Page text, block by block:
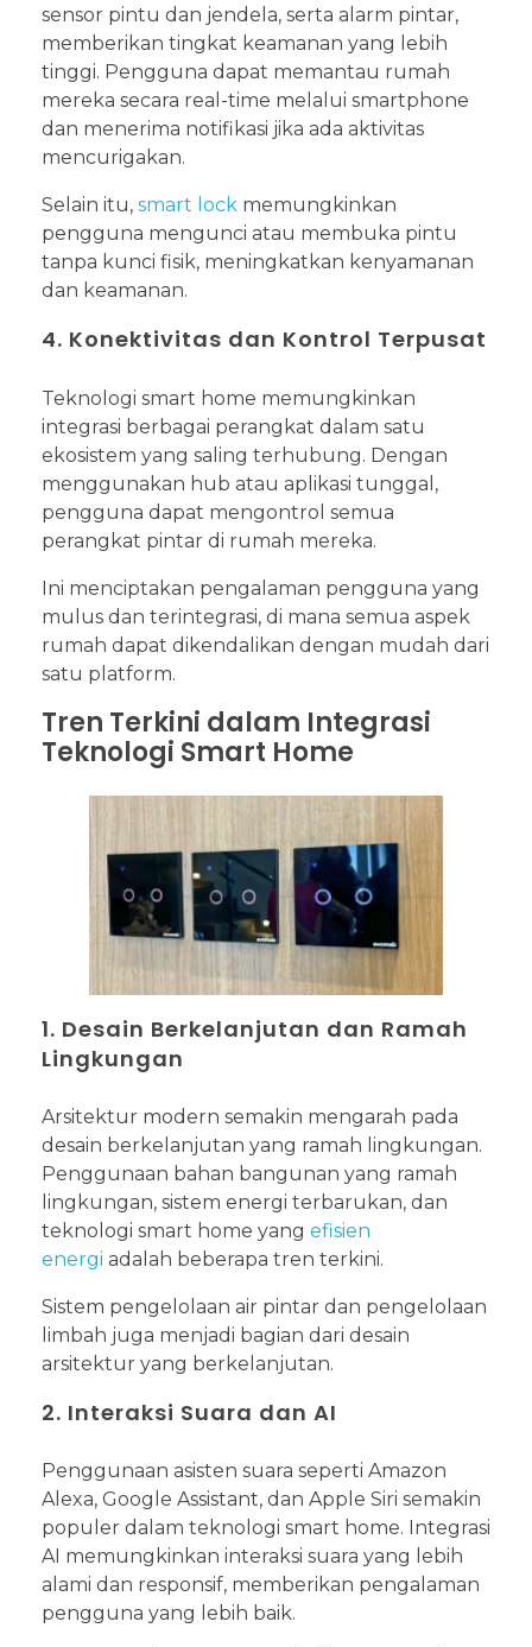
sensor pintu dan jendela, serta alarm pintar,
memberikan tingkat keamanan yang lebih
tinggi. Pengguna dapat memantau rumah
mereka secara real-time melalui smartphone
dan menerima notifikasi jika ada aktivitas
mencurigakan.
Selain itu, smart lock memungkinkan
pengguna mengunci atau membuka pintu
tanpa kunci fisik, meningkatkan kenyamanan
dan keamanan.
4. Konektivitas dan Kontrol Terpusat
Teknologi smart home memungkinkan
integrasi berbagai perangkat dalam satu
ekosistem yang saling terhubung. Dengan
menggunakan hub atau aplikasi tunggal,
pengguna dapat mengontrol semua
perangkat pintar di rumah mereka.
Ini menciptakan pengalaman pengguna yang
mulus dan terintegrasi, di mana semua aspek
rumah dapat dikendalikan dengan mudah dari
satu platform.
Tren Terkini dalam Integrasi
Teknologi Smart Home
1. Desain Berkelanjutan dan Ramah
Lingkungan
Arsitektur modern semakin mengarah pada
desain berkelanjutan yang ramah lingkungan.
Penggunaan bahan bangunan yang ramah
lingkungan, sistem energi terbarukan, dan
teknologi smart home yang efisien
energi adalah beberapa tren terkini.
Sistem pengelolaan air pintar dan pengelolaan
limbah juga menjadi bagian dari desain
arsitektur yang berkelanjutan.
2. Interaksi Suara dan AI
Penggunaan asisten suara seperti Amazon
Alexa, Google Assistant, dan Apple Siri semakin
populer dalam teknologi smart home. Integrasi
AI memungkinkan interaksi suara yang lebih
alami dan responsif, memberikan pengalaman
pengguna yang lebih baik.